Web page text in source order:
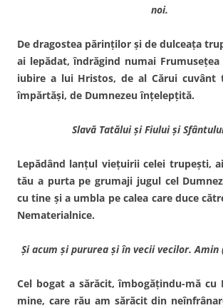
noi.
De dragostea părinţilor şi de dulceaţa
ai lepădat, îndrăgind numai Fru­museţea
iubire a lui Hristos, de al Cărui cu­vânt
împărtăşi, de Dumnezeu înţelepţită.
Slavă Tatălui şi Fiului şi
Lepădând lanţul vieţuirii ce­lei trupeşti,
tău a purta pe grumaji jugul cel
cu tine şi a umbla pe calea care duce
Nematerialnice.
Şi acum şi pururea şi în vecii vecilor. Amin
Cel bogat a sărăcit, îmbogăţindu-mă cu
mine, care rău am sărăcit din